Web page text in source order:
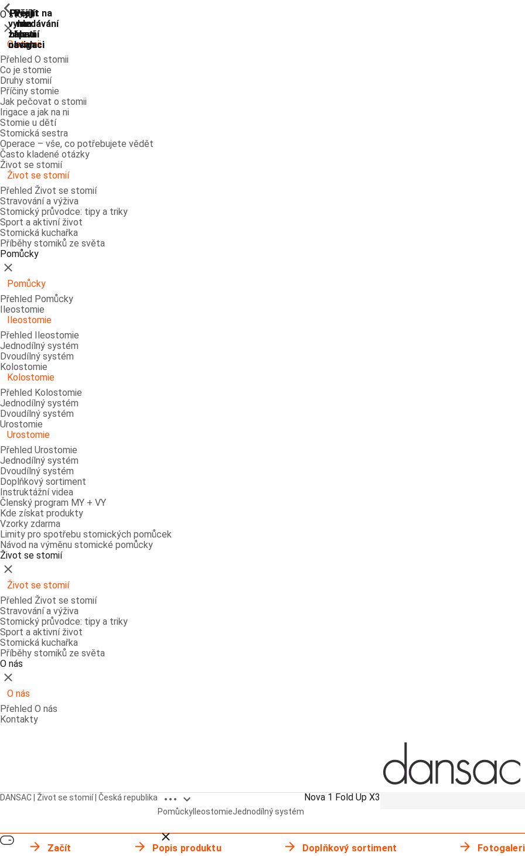
Přejít na
vyhledávání
Přejít
na
hlavní
navigaci
Přejít
na
hlavní
navigaci
Přejít
na
hlavní
obsah
Přejít
na
zápatí
O stomii
ShowPrevious
Zavřít
O stomii
Přehled O stomii
Co je stomie
Druhy stomií
Příčiny stomie
Jak pečovat o stomii
Irigace a jak na ni
Stomie u dětí
Stomická sestra
Operace – vše, co potřebujete vědět
Často kladené otázky
Život se stomií
ShowPrevious
Život se stomií
Přehled Život se stomií
Stravování a výživa
Stomický průvodce: tipy a triky
Sport a aktivní život
Stomická kuchařka
Příběhy stomiků ze světa
Pomůcky
ShowPrevious
Zavřít
Pomůcky
Přehled Pomůcky
Ileostomie
ShowPrevious
Ileostomie
Přehled Ileostomie
Jednodílný systém
Dvoudílný systém
Kolostomie
ShowPrevious
Kolostomie
Přehled Kolostomie
Jednodílný systém
Dvoudílný systém
Urostomie
ShowPrevious
Urostomie
Přehled Urostomie
Jednodílný systém
Dvoudílný systém
Doplňkový sortiment
Instruktážní videa
Členský program MY + VY
Kde získat produkty
Vzorky zdarma
Limity pro spotřebu stomických pomůcek
Návod na výměnu stomické pomůcky
Život se stomií
ShowPrevious
Zavřít
Život se stomií
Přehled Život se stomií
Stravování a výživa
Stomický průvodce: tipy a triky
Sport a aktivní život
Stomická kuchařka
Příběhy stomiků ze světa
O nás
ShowPrevious
Zavřít
O nás
Přehled O nás
Kontakty
DANSAC | Život se stomií | Česká republika Open breadcrumbs
Close breadcrumbs
Pomůcky IleostomieJednodílný systém
Nova 1 Fold Up X3
Začít Popis produktu Doplňkový sortiment